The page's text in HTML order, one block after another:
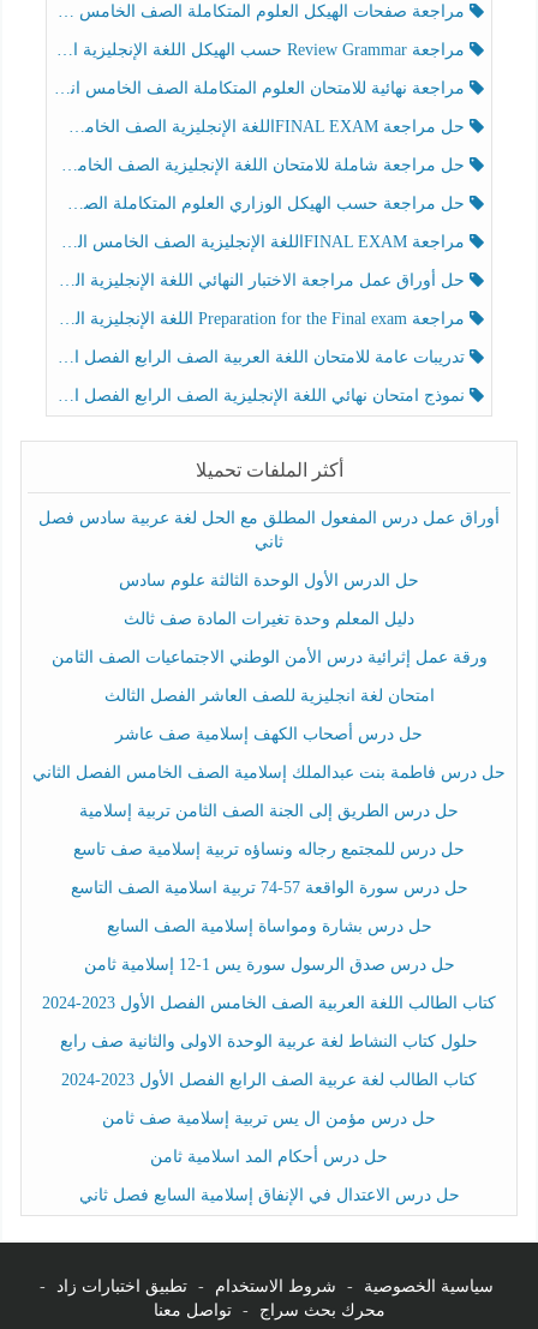
مراجعة صفحات الهيكل العلوم المتكاملة الصف الخامس انسبير الفصل الثالث
مراجعة Review Grammar حسب الهيكل اللغة الإنجليزية الصف الخامس الفصل الثالث
مراجعة نهائية للامتحان العلوم المتكاملة الصف الخامس انسبير الفصل الثالث
حل مراجعة FINAL EXAMاللغة الإنجليزية الصف الخامس الفصل الثالث
حل مراجعة شاملة للامتحان اللغة الإنجليزية الصف الخامس الفصل الثالث
حل مراجعة حسب الهيكل الوزاري العلوم المتكاملة الصف الخامس عام الفصل الثالث
مراجعة FINAL EXAMاللغة الإنجليزية الصف الخامس الفصل الثالث
حل أوراق عمل مراجعة الاختبار النهائي اللغة الإنجليزية الصف الرابع الفصل الثالث
مراجعة Preparation for the Final exam اللغة الإنجليزية الصف الرابع الفصل الثالث
تدريبات عامة للامتحان اللغة العربية الصف الرابع الفصل الثالث
نموذج امتحان نهائي اللغة الإنجليزية الصف الرابع الفصل الثالث
أكثر الملفات تحميلا
أوراق عمل درس المفعول المطلق مع الحل لغة عربية سادس فصل
ثاني
حل الدرس الأول الوحدة الثالثة علوم سادس
دليل المعلم وحدة تغيرات المادة صف ثالث
ورقة عمل إثرائية درس الأمن الوطني الاجتماعيات الصف الثامن
امتحان لغة انجليزية للصف العاشر الفصل الثالث
حل درس أصحاب الكهف إسلامية صف عاشر
حل درس فاطمة بنت عبدالملك إسلامية الصف الخامس الفصل الثاني
حل درس الطريق إلى الجنة الصف الثامن تربية إسلامية
حل درس للمجتمع رجاله ونساؤه تربية إسلامية صف تاسع
حل درس سورة الواقعة 57-74 تربية اسلامية الصف التاسع
حل درس بشارة ومواساة إسلامية الصف السابع
حل درس صدق الرسول سورة يس 1-12 إسلامية ثامن
كتاب الطالب اللغة العربية الصف الخامس الفصل الأول 2023-2024
حلول كتاب النشاط لغة عربية الوحدة الاولى والثانية صف رابع
كتاب الطالب لغة عربية الصف الرابع الفصل الأول 2023-2024
حل درس مؤمن ال يس تربية إسلامية صف ثامن
حل درس أحكام المد اسلامية ثامن
حل درس الاعتدال في الإنفاق إسلامية السابع فصل ثاني
سياسية الخصوصية - شروط الاستخدام - تطبيق اختبارات زاد
-
محرك بحث سراج
- تواصل معنا